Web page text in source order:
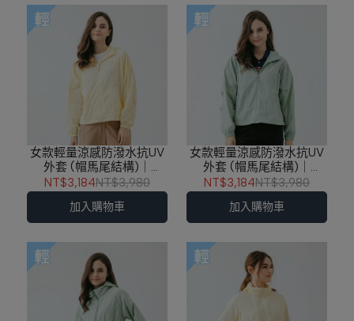
女款輕量涼感防潑水抗UV
外套 (帽馬尾結構)｜
261TR221-31
NT$3,184NT$3,980
加入購物車
女款輕量涼感防潑水抗UV
外套 (帽馬尾結構)｜
261TR221-45
NT$3,184NT$3,980
加入購物車